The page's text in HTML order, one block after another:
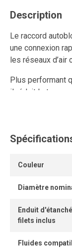
Description
Le raccord
une connexion
les réseaux d’air
Plus performant
il réduit le temps
multiples
Son format
facilement et
déconnexion
Couleur
Diamètre
Enduit
filets inclus
Fluides